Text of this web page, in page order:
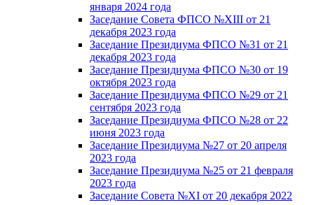
января 2024 года
Заседание Совета ФПСО №XIII от 21
декабря 2023 года
Заседание Президиума ФПСО №31 от 21
декабря 2023 года
Заседание Президиума ФПСО №30 от 19
октября 2023 года
Заседание Президиума ФПСО №29 от 21
сентября 2023 года
Заседание Президиума ФПСО №28 от 22
июня 2023 года
Заседание Президиума №27 от 20 апреля
2023 года
Заседание Президиума №25 от 21 февраля
2023 года
Заседание Совета №XI от 20 декабря 2022